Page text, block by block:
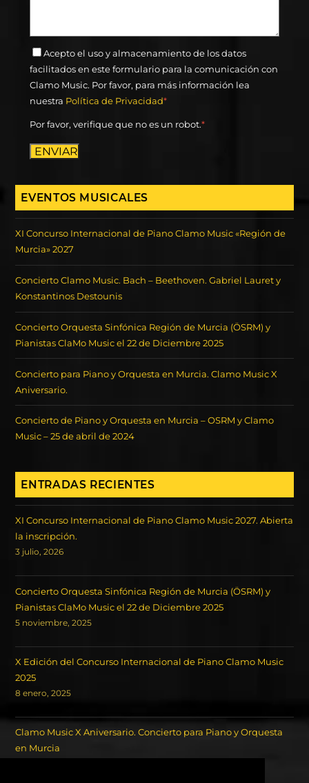
Acepto el uso y almacenamiento de los datos
facilitados en este formulario para la comunicación con
Clamo Music. Por favor, para más información lea
nuestra Política de Privacidad*
Por favor, verifique que no es un robot.*
ENVIAR
EVENTOS MUSICALES
XI Concurso Internacional de Piano Clamo Music «Región de
Murcia» 2027
Concierto Clamo Music. Bach – Beethoven. Gabriel Lauret y
Konstantinos Destounis
Concierto Orquesta Sinfónica Región de Murcia (ÖSRM) y
Pianistas ClaMo Music el 22 de Diciembre 2025
Concierto para Piano y Orquesta en Murcia. Clamo Music X
Aniversario.
Concierto de Piano y Orquesta en Murcia – OSRM y Clamo
Music – 25 de abril de 2024
ENTRADAS RECIENTES
XI Concurso Internacional de Piano Clamo Music 2027. Abierta
la inscripción.
3 julio, 2026
Concierto Orquesta Sinfónica Región de Murcia (ÖSRM) y
Pianistas ClaMo Music el 22 de Diciembre 2025
5 noviembre, 2025
X Edición del Concurso Internacional de Piano Clamo Music
2025
8 enero, 2025
Clamo Music X Aniversario. Concierto para Piano y Orquesta
en Murcia